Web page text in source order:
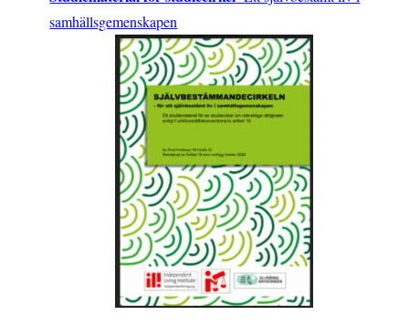
samhällsgemenskapen